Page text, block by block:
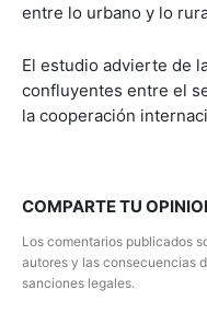
entre lo urbano y lo
El estudio advierte de
confluyentes entre el
la cooperación
COMPARTE TU
Los comentarios publicados
autores y las consecuencias
sanciones legales.